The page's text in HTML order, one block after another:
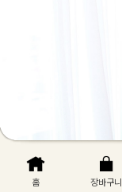
홈 장바구니